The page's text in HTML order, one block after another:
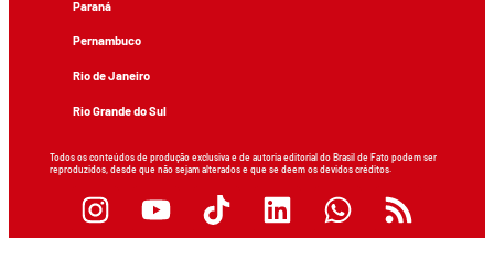
Paraná
Pernambuco
Rio de Janeiro
Rio Grande do Sul
Todos os conteúdos de produção exclusiva e de autoria editorial do Brasil de Fato podem ser
reproduzidos, desde que não sejam alterados e que se deem os devidos créditos.